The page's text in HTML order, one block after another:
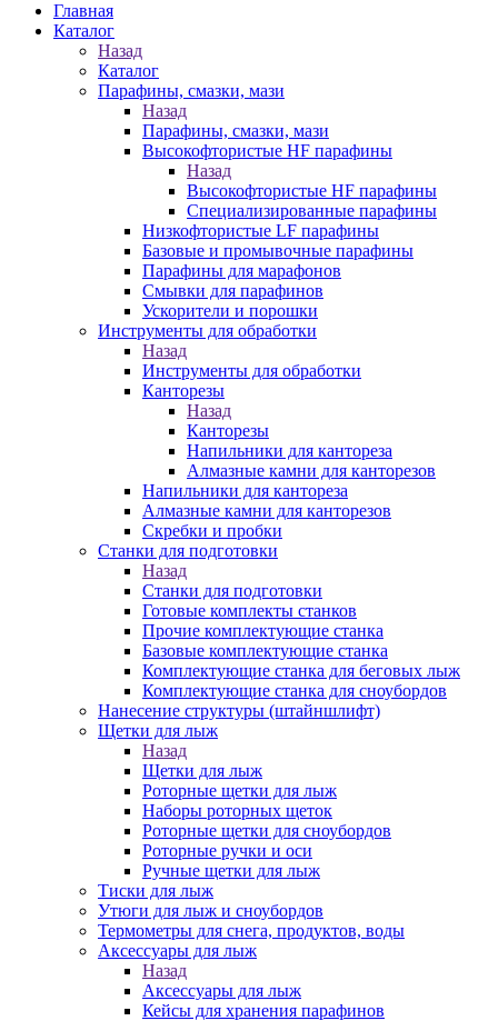
Главная
Каталог
Назад
Каталог
Парафины, смазки, мази
Назад
Парафины, смазки, мази
Высокофтористые HF парафины
Назад
Высокофтористые HF парафины
Специализированные парафины
Низкофтористые LF парафины
Базовые и промывочные парафины
Парафины для марафонов
Смывки для парафинов
Ускорители и порошки
Инструменты для обработки
Назад
Инструменты для обработки
Канторезы
Назад
Канторезы
Напильники для кантореза
Алмазные камни для канторезов
Напильники для кантореза
Алмазные камни для канторезов
Скребки и пробки
Станки для подготовки
Назад
Станки для подготовки
Готовые комплекты станков
Прочие комплектующие станка
Базовые комплектующие станка
Комплектующие станка для беговых лыж
Комплектующие станка для сноубордов
Нанесение структуры (штайншлифт)
Щетки для лыж
Назад
Щетки для лыж
Роторные щетки для лыж
Наборы роторных щеток
Роторные щетки для сноубордов
Роторные ручки и оси
Ручные щетки для лыж
Тиски для лыж
Утюги для лыж и сноубордов
Термометры для снега, продуктов, воды
Аксессуары для лыж
Назад
Аксессуары для лыж
Кейсы для хранения парафинов